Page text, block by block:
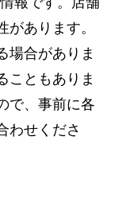
あります。
場合がありま
こともありま
で、事前に各
わせくださ